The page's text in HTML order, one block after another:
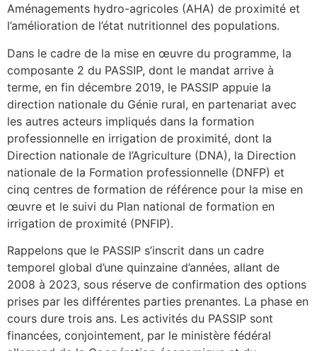
Aménagements hydro-agricoles (AHA) de proximité et
l’amélioration de l’état nutritionnel des populations.
Dans le cadre de la mise en œuvre du programme, la
composante 2 du PASSIP, dont le mandat arrive à
terme, en fin décembre 2019, le PASSIP appuie la
direction nationale du Génie rural, en partenariat avec
les autres acteurs impliqués dans la formation
professionnelle en irrigation de proximité, dont la
Direction nationale de l’Agriculture (DNA), la Direction
nationale de la Formation professionnelle (DNFP) et
cinq centres de formation de référence pour la mise en
œuvre et le suivi du Plan national de formation en
irrigation de proximité (PNFIP).
Rappelons que le PASSIP s’inscrit dans un cadre
temporel global d’une quinzaine d’années, allant de
2008 à 2023, sous réserve de confirmation des options
prises par les différentes parties prenantes. La phase en
cours dure trois ans. Les activités du PASSIP sont
financées, conjointement, par le ministère fédéral